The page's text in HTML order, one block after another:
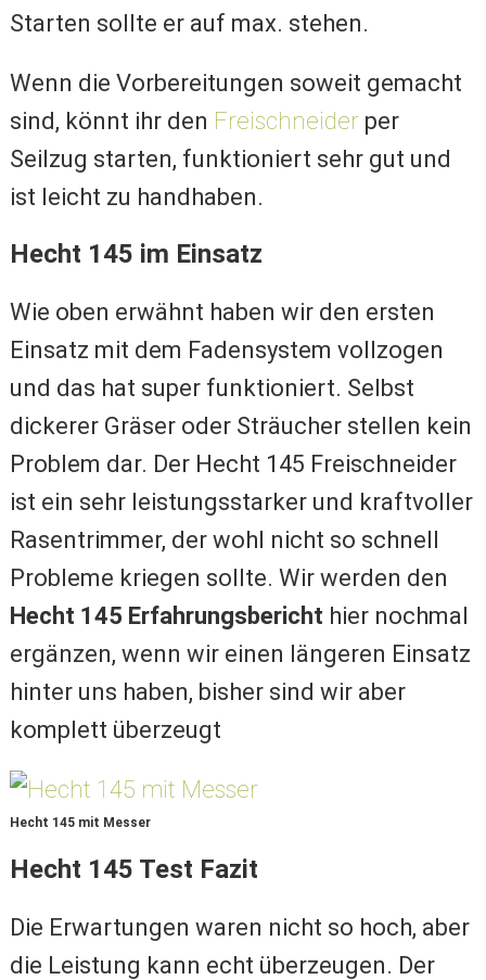
Starten sollte er auf max. stehen.
Wenn die Vorbereitungen soweit gemacht
sind, könnt ihr den Freischneiderper
Seilzug starten, funktioniert sehr gut und
ist leicht zu handhaben.
Hecht 145 im Einsatz
Wie oben erwähnt haben wir den ersten
Einsatz mit dem Fadensystem vollzogen
und das hat super funktioniert. Selbst
dickerer Gräser oder Sträucher stellen kein
Problem dar. Der Hecht 145 Freischneider
ist ein sehr leistungsstarker und kraftvoller
Rasentrimmer, der wohl nicht so schnell
Probleme kriegen sollte. Wir werden den
Hecht 145 Erfahrungsbericht hier nochmal
ergänzen, wenn wir einen längeren Einsatz
hinter uns haben, bisher sind wir aber
komplett überzeugt
Hecht 145 mit Messer
Hecht 145 Test Fazit
Die Erwartungen waren nicht so hoch, aber
die Leistung kann echt überzeugen. Der